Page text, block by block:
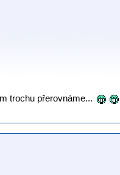
trochu přerovnáme...